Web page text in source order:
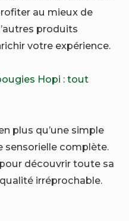
au mieux de
produits
votre expérience.
Hopi : tout
plus qu’une simple
sensorielle complète.
découvrir toute sa
irréprochable.